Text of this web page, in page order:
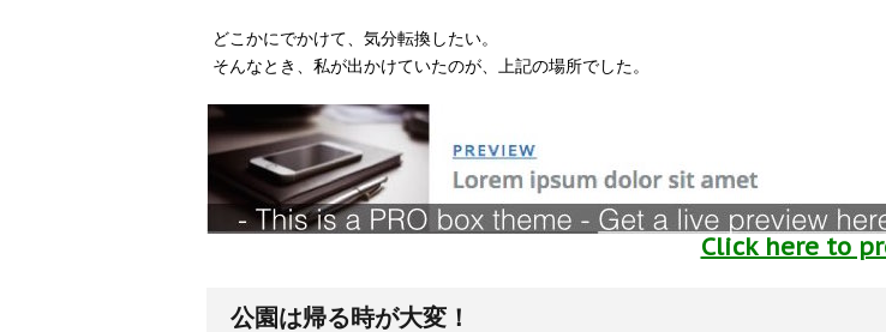
どこかにでかけて、気分転換したい。
そんなとき、私が出かけていたのが、上記の場所でした。
Click here to
公園は帰る時が大変！